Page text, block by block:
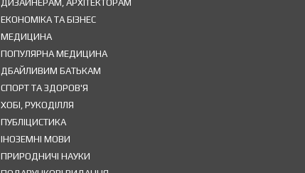
ДИЗАЙНЕРАМ, АРХІТЕКТОРАМ
ЕКОНОМІКА ТА БІЗНЕС
МЕДИЦИНА
ПОПУЛЯРНА МЕДИЦИНА
ДБАЙЛИВИМ БАТЬКАМ
СПОРТ ТА ЗДОРОВ'Я
ХОБІ, РУКОДІЛЛЯ
ПУБЛІЦИСТИКА
ІНОЗЕМНІ МОВИ
ПРИРОДНИЧІ НАУКИ